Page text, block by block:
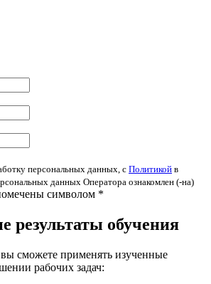
персональных данных, с Политикой в
данных Оператора ознакомлен (-на)
символом *
результаты обучения
сможете применять изученные
рабочих задач: